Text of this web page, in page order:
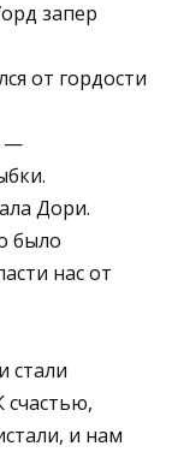
запер
от гордости
—
Дори.
было
нас от
стали
счастью,
и нам